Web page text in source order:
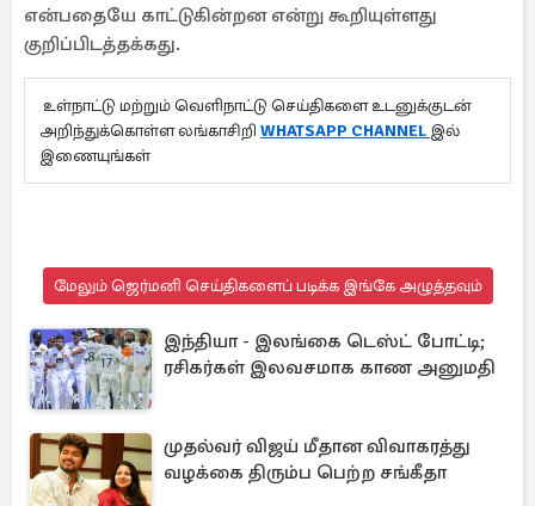
என்பதையே காட்டுகின்றன என்று கூறியுள்ளது
குறிப்பிடத்தக்கது.
உள்நாட்டு மற்றும் வெளிநாட்டு செய்திகளை உடனுக்குடன்
அறிந்துக்கொள்ள லங்காசிறி WHATSAPP CHANNEL இல்
இணையுங்கள்
மேலும் ஜெர்மனி செய்திகளைப் படிக்க இங்கே அழுத்தவும்
இந்தியா - இலங்கை டெஸ்ட் போட்டி;
ரசிகர்கள் இலவசமாக காண அனுமதி
முதல்வர் விஜய் மீதான விவாகரத்து
வழக்கை திரும்ப பெற்ற சங்கீதா